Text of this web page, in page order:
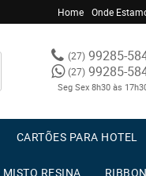
Home Onde
(27) 99285-
(27) 99285-
Seg Sex 8h30 às
CARTÕES PARA HOTEL
RESINA